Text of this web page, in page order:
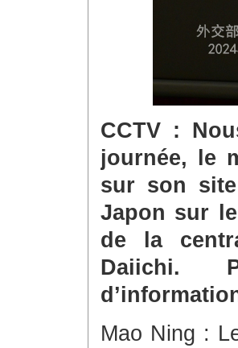
CCTV :
journée, le
sur son
Japon sur
de la
Daiichi.
Mao Ning :